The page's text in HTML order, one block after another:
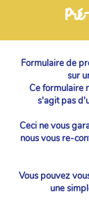
Formulaire de
sur
Ce formulaire
s'agit pas
Ceci ne vous
nous vous re-
Vous pouvez
une